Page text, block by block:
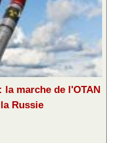
marche de l'OTAN
Russie